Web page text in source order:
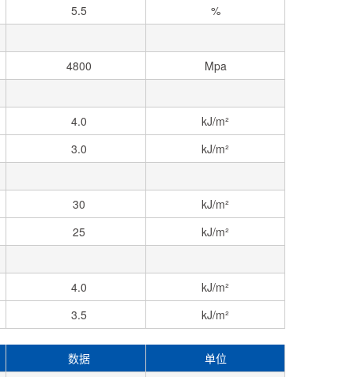
5.5
%
4800
Mpa
4.0
kJ/m²
3.0
kJ/m²
30
kJ/m²
25
kJ/m²
4.0
kJ/m²
3.5 kJ/m²
数据
单位